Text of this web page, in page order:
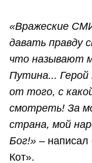
«Вражеские
давать правду
что называют
Путина...
от того, с
смотреть! За
страна, мой
Бог!» –
Кот».